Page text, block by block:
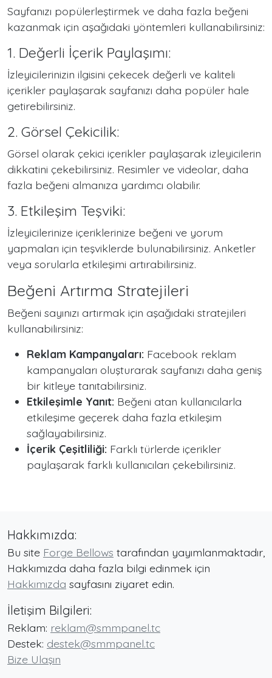
Sayfanızı popülerleştirmek ve daha fazla beğeni
kazanmak için aşağıdaki yöntemleri kullanabilirsiniz:
1. Değerli İçerik Paylaşımı:
İzleyicilerinizin ilgisini çekecek değerli ve kaliteli
içerikler paylaşarak sayfanızı daha popüler hale
getirebilirsiniz.
2. Görsel Çekicilik:
Görsel olarak çekici içerikler paylaşarak izleyicilerin
dikkatini çekebilirsiniz. Resimler ve videolar, daha
fazla beğeni almanıza yardımcı olabilir.
3. Etkileşim Teşviki:
İzleyicilerinize içeriklerinize beğeni ve yorum
yapmaları için teşviklerde bulunabilirsiniz. Anketler
veya sorularla etkileşimi artırabilirsiniz.
Beğeni Artırma Stratejileri
Beğeni sayınızı artırmak için aşağıdaki stratejileri
kullanabilirsiniz:
Reklam Kampanyaları: Facebook reklam
kampanyaları oluşturarak sayfanızı daha geniş
bir kitleye tanıtabilirsiniz.
Etkileşimle Yanıt: Beğeni atan kullanıcılarla
etkileşime geçerek daha fazla etkileşim
sağlayabilirsiniz.
İçerik Çeşitliliği: Farklı türlerde içerikler
paylaşarak farklı kullanıcıları çekebilirsiniz.
Hakkımızda:
Bu site Forge Bellows tarafından yayımlanmaktadır,
Hakkımızda daha fazla bilgi edinmek için
Hakkımızda sayfasını ziyaret edin.
İletişim Bilgileri:
Reklam: reklam@smmpanel.tc
Destek: destek@smmpanel.tc
Bize Ulaşın